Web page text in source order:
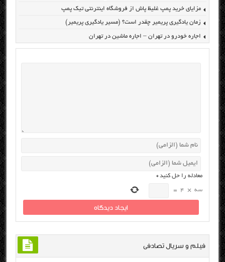
مزایای خرید پمپ غلیظ پاش از فروشگاه اینترنتی تیک پمپ
زمان یادگیری پریمیر چقدر است؟ (مسیر یادگیری پریمیر)
اجاره خودرو در تهران – اجاره ماشین در تهران
معادله را حل کنید*
سه ×
4
=
فیلم و سریال تصادفی